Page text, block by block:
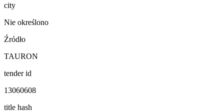
city
Nie określono
Źródło
TAURON
tender id
13060608
title hash